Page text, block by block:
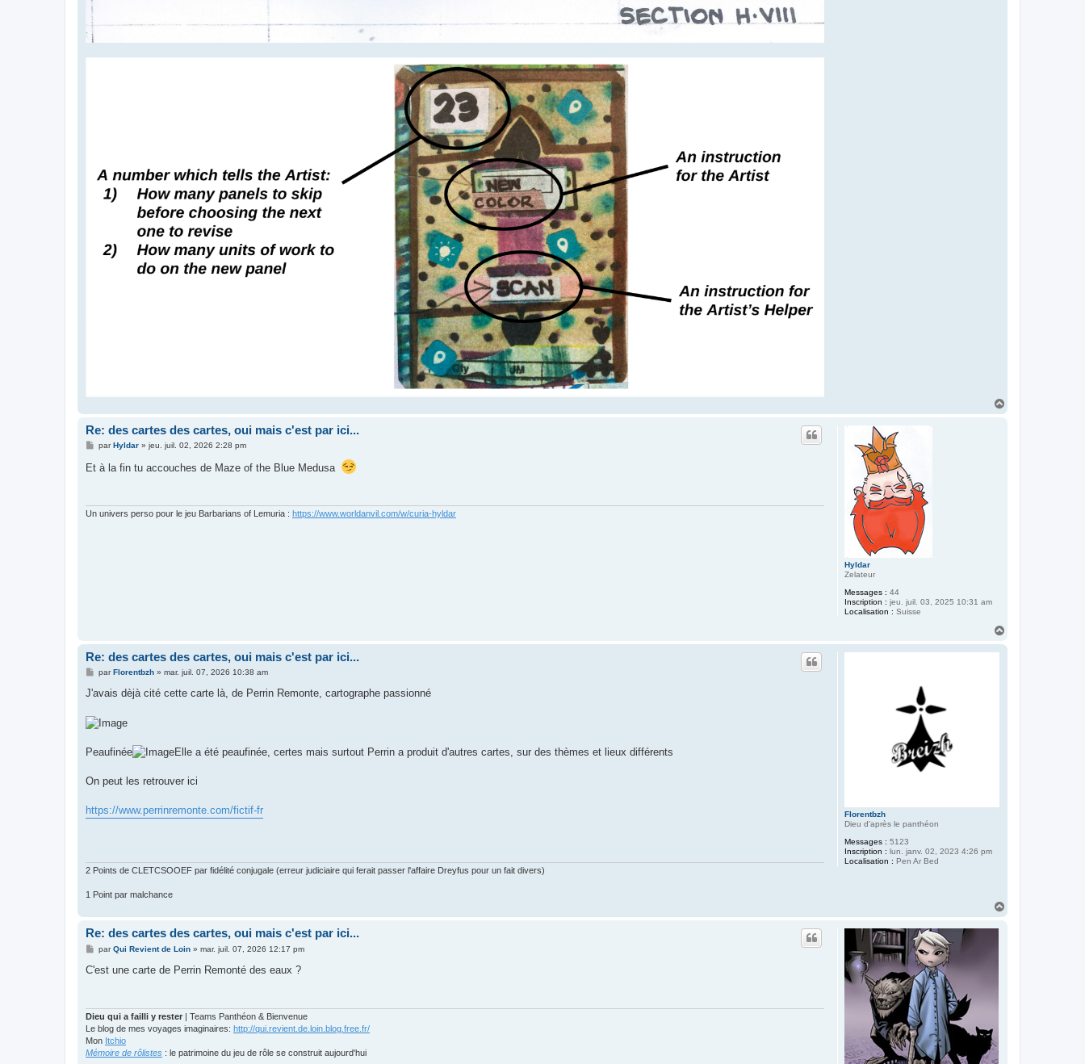
Hyldar
Zelateur
Messages : 44
Inscription : jeu. juil. 03, 2025 10:31 am
Localisation : Suisse
Re: des cartes des cartes, oui mais c'est par ici...
M
s
s
parHyldar» jeu. juil. 02, 2026 2:28 pm
Et à la fin tu accouches de Maze of the Blue Medusa
Un univers perso pour le jeu Barbarians of Lemuria : https://www.worldanvil.com/w/curia-hyldar
Florentbzh
Dieu d'après le panthéon
Messages : 5123
Inscription : lun. janv. 02, 2023 4:26 pm
Localisation : Pen Ar Bed
Re: des cartes des cartes, oui mais c'est par ici...
M
s
g
e
parFlorentbzh» mar. juil. 07, 2026 10:38 am
J'avais dèjà cité cette carte là, de Perrin Remonte, cartographe passionné
Peaufinée Elle a été peaufinée, certes mais surtout Perrin a produit d'autres cartes, sur des thèmes et lieux différents
On peut les retrouver ici
https://www.perrinremonte.com/fictif-fr
2 Points de CLETCSOOEF par fidélité conjugale (erreur judiciaire qui ferait passer l'affaire Dreyfus pour un fait divers)
1 Point par malchance
Re: des cartes des cartes, oui mais c'est par ici...
M
s
parQui Revient de Loin» mar. juil. 07, 2026 12:17 pm
C'est une carte de Perrin Remonté des eaux ?
Dieu qui a failli y rester
| Teams Panthéon & Bienvenue
Le blog de mes voyages imaginaires: http://qui.revient.de.loin.blog.free.fr/
Mon Itchio
Mémoire de rôlistes : le patrimoine du jeu de rôle se construit aujourd'hui